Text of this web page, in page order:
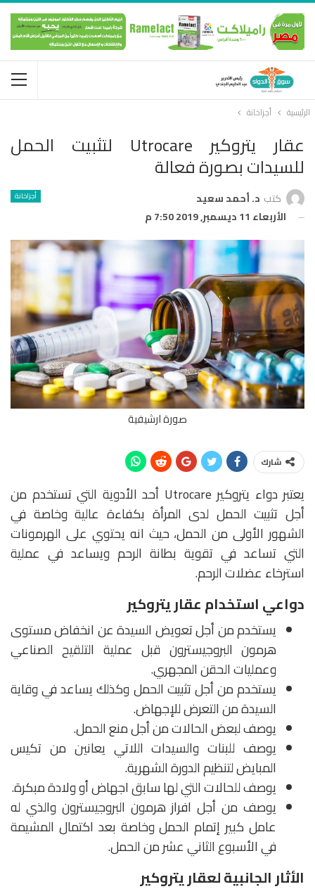
الرئيسية أجزاخانة
عقار يتروكير Utrocare لتثبيت الحمل
للسيدات بصورة فعالة
أجزاخانة كتب د. أحمد سعيد
الأربعاء 11 ديسمبر, 2019 7:50 م
صورة ارشيفية
شارك
يعتبر دواء يتروكير Utrocare أحد الأدوية التي تستخدم من
أجل تثبيت الحمل لدى المرأة بكفاءة عالية وخاصة في
الشهور الأولى من الحمل، حيث انه يحتوي على الهرمونات
التي تساعد في تقوية بطانة الرحم ويساعد في عملية
استرخاء عضلات الرحم.
دواعي استخدام عقار يتروكير
يستخدم من أجل تعويض السيدة عن انخفاض مستوى
هرمون البروجيسترون قبل عملية التلقيح الصناعي
وعمليات الحقن المجهري.
يستخدم من أجل تثبيت الحمل وكذلك يساعد في وقاية
السيدة من التعرض للإجهاض.
يوصف لبعض الحالات من أجل منع الحمل.
يوصف للبنات والسيدات اللاتي يعانين من تكيس
المبايض لتنظيم الدورة الشهرية.
يوصف للحالات التي لها سابق اجهاض أو ولادة مبكرة.
يوصف من أجل افراز هرمون البروجيسترون والذي له
عامل كبير إتمام الحمل وخاصة بعد اكتمال المشيمة
في الأسبوع الثاني عشر من الحمل.
الأثار الجانبية لعقار يتروكير